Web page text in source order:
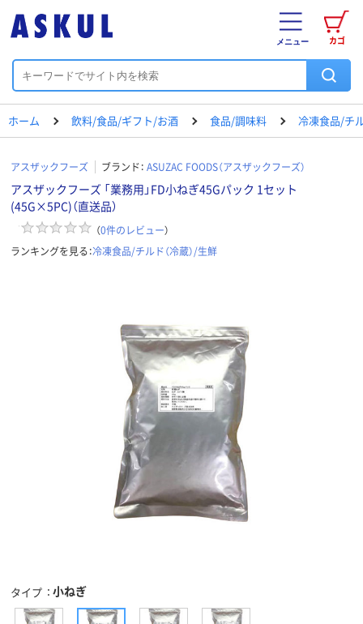
カゴ
メニュー
ホーム 飲料/食品/ギフト/お酒 食品/調味料 冷凍食品/チ
アスザックフーズ ブランド： ASUZAC FOODS（アスザックフーズ）
アスザックフーズ 「業務用」FD小ねぎ45Gパック 1セット
(45G×5PC)（直送品）
（0件のレビュー）
ランキングを見る：冷凍食品/チルド（冷蔵）/生鮮
タイプ 小ねぎ